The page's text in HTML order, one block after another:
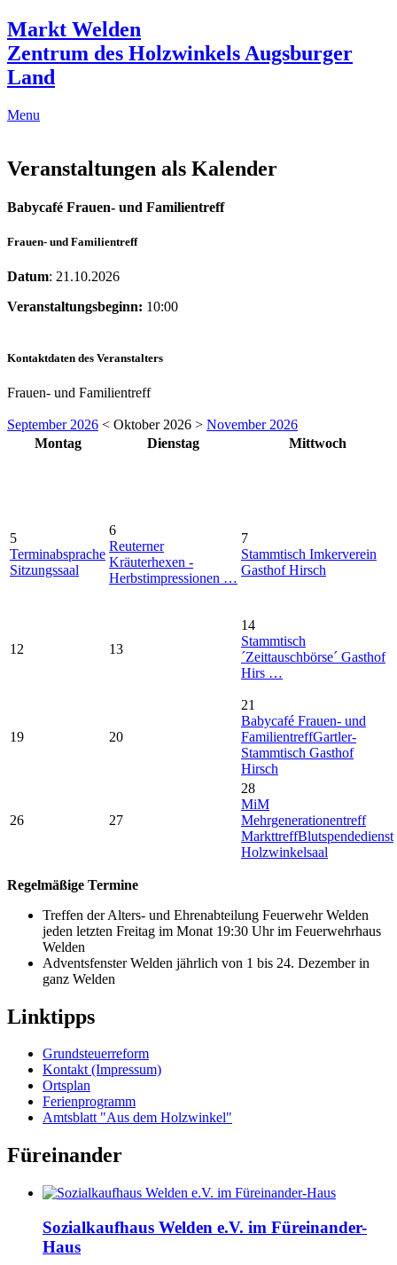
Markt Welden
Zentrum des Holzwinkels Augsburger
Land
Menu
Veranstaltungen als Kalender
Babycafé Frauen- und Familientreff
Frauen- und Familientreff
Datum: 21.10.2026
Veranstaltungsbeginn: 10:00
Kontaktdaten des Veranstalters
Frauen- und Familientreff
September 2026 < Oktober 2026 > November 2026
Montag
Dienstag Mittwoch
5
Terminabsprache
Sitzungssaal
6
Reuterner
Kräuterhexen -
Herbstimpressionen …
7
Stammtisch Imkerverein
Gasthof Hirsch
12 13
14
Stammtisch
´Zeittauschbörse´ Gasthof
Hirs …
19 20
21
Babycafé Frauen- und
FamilientreffGartler-
Stammtisch Gasthof
Hirsch
26 27
28
MiM
Mehrgenerationentreff
MarkttreffBlutspendedienst
Holzwinkelsaal
Regelmäßige Termine
Treffen der Alters- und Ehrenabteilung Feuerwehr Welden
jeden letzten Freitag im Monat 19:30 Uhr im Feuerwehrhaus
Welden
Adventsfenster Welden jährlich von 1 bis 24. Dezember in
ganz Welden
Linktipps
Grundsteuerreform
Kontakt (Impressum)
Ortsplan
Ferienprogramm
Amtsblatt "Aus dem Holzwinkel"
Füreinander
Sozialkaufhaus Welden e.V. im Füreinander-
Haus